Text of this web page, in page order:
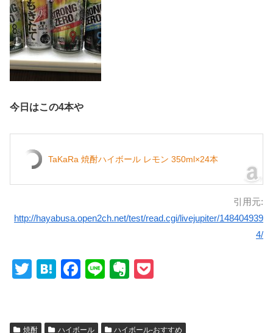
今日はこの4本や
TaKaRa 焼酎ハイボール レモン 350ml×24本
引用元:
http://hayabusa.open2ch.net/test/read.cgi/livejupiter/148404939
4/
T
er
H
n
F
e
Li
E
n
et
焼酎 ハイボール ハイボール-おすすめ